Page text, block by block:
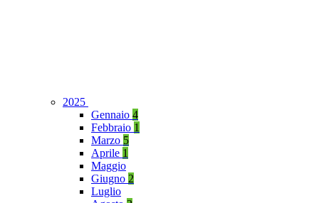
2025
Gennaio 4
Febbraio 1
Marzo 5
Aprile 1
Maggio
Giugno 2
Luglio